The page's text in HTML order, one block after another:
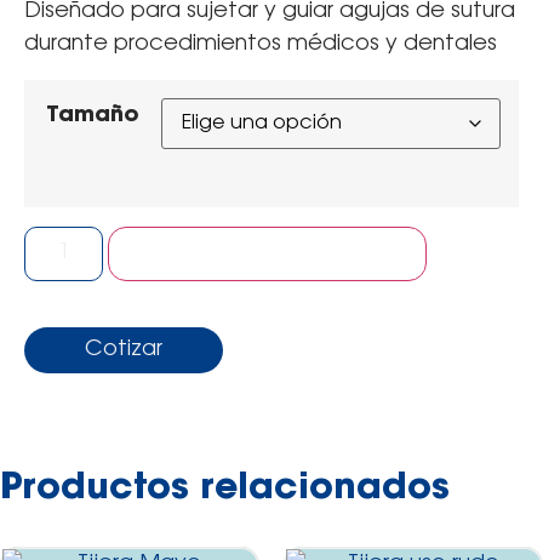
Diseñado para sujetar y guiar agujas de sutura
durante procedimientos médicos y dentales
Tamaño
Cotizar
Productos relacionados